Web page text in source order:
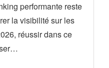
performante reste
la visibilité sur les
réussir dans ce